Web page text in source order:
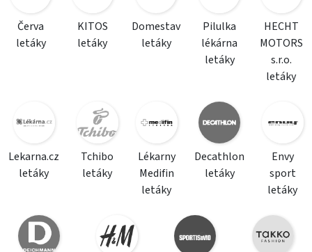
Červa
letáky
KITOS
letáky
Domestav
letáky
Pilulka
lékárna
letáky
HECHT
MOTORS
s.r.o.
letáky
Lekarna.cz
letáky
Tchibo
letáky
Lékarny
Medifin
letáky
Decathlon
letáky
Envy
sport
letáky